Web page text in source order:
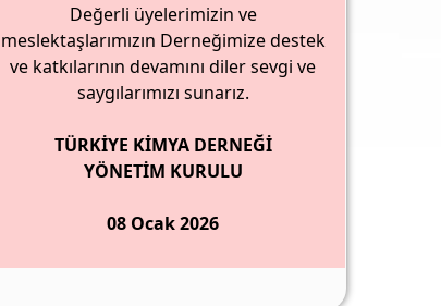
Değerli üyelerimizin ve
meslektaşlarımızın Derneğimize destek
ve katkılarının devamını diler sevgi ve
saygılarımızı sunarız.
TÜRKİYE KİMYA DERNEĞİ
YÖNETİM KURULU
08 Ocak 2026